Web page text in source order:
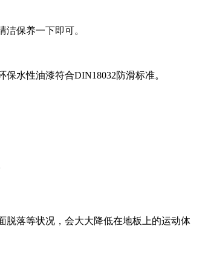
保养一下即可。
水性油漆符合DIN18032防滑标准。
脱落等状况，会大大降低在地板上的运动体